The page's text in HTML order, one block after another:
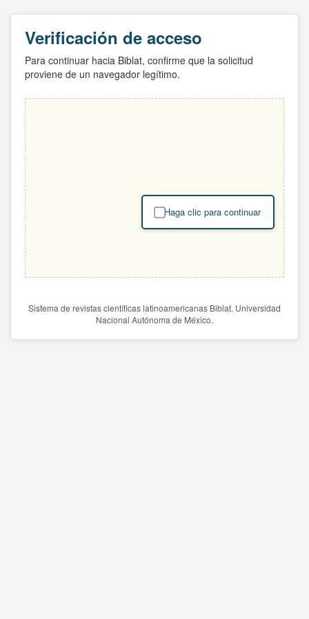
Verificación de acceso
Para continuar hacia Biblat, confirme que la solicitud
proviene de un navegador legítimo.
Haga clic para continuar
Sistema de revistas científicas latinoamericanas Biblat. Universidad
Nacional Autónoma de México.